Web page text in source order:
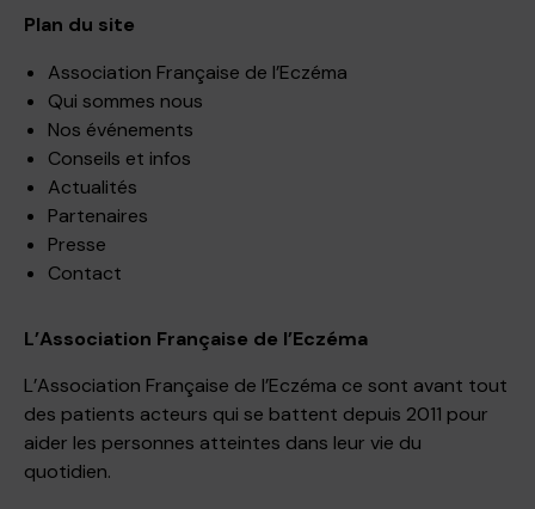
Plan du site
Association Française de l’Eczéma
Qui sommes nous
Nos événements
Conseils et infos
Actualités
Partenaires
Presse
Contact
L’Association Française de l’Eczéma
L’Association Française de l’Eczéma ce sont avant tout
des patients acteurs qui se battent depuis 2011 pour
aider les personnes atteintes dans leur vie du
quotidien.